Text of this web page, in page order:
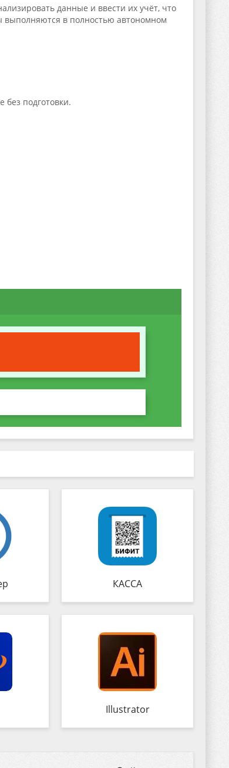
данные и ввести их учёт, что
выполняются в полностью автономном
подготовки.
КАССА
Illustrator